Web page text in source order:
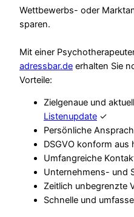
Wettbewerbs- oder
sparen.
Mit einer
adressbar.de erhalten Sie
Vorteile:
Zielgenaue und
Listenupdate ✓
Persönliche
DSGVO konform
Umfangreiche
Unternehmens- und
Zeitlich unbegrenzte
Schnelle und